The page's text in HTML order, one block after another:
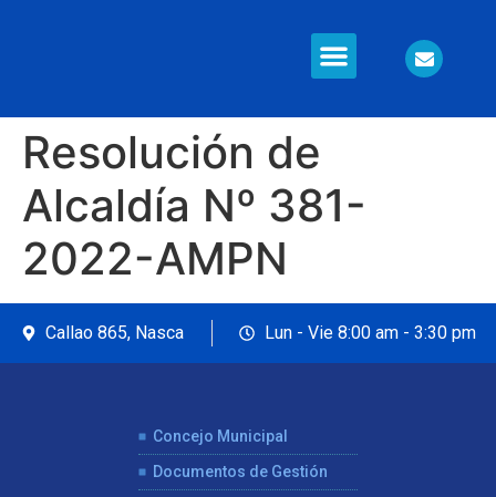
Resolución de
Alcaldía Nº 381-
2022-AMPN
Callao 865, Nasca Lun - Vie 8:00 am - 3:30 pm
Concejo Municipal
Documentos de Gestión